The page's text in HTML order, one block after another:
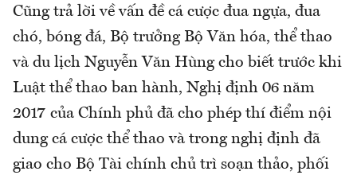
Cũng trả lời về vấn đề cá cược đua ngựa, đua
chó, bóng đá, Bộ trưởng Bộ Văn hóa, thể thao
và du lịch Nguyễn Văn Hùng cho biết trước khi
Luật thể thao ban hành, Nghị định 06 năm
2017 của Chính phủ đã cho phép thí điểm nội
dung cá cược thể thao và trong nghị định đã
giao cho Bộ Tài chính chủ trì soạn thảo, phối